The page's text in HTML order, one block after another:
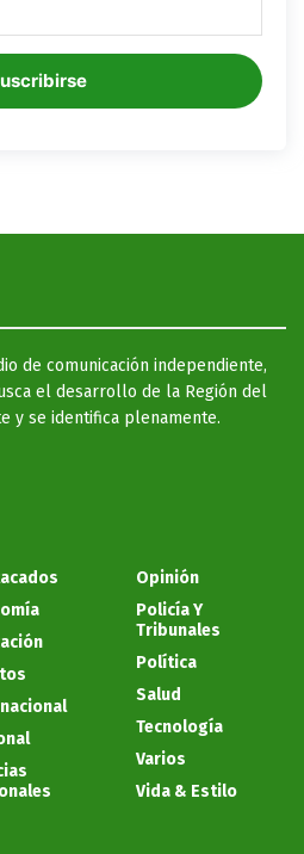
de comunicación independiente,
el desarrollo de la Región del
y se identifica plenamente.
Opinión
Policía Y
Tribunales
Política
Salud
Tecnología
Varios
Vida & Estilo